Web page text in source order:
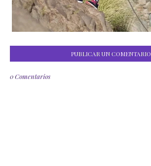
PUBLICAR UN COMENTARIO
0 Comentarios